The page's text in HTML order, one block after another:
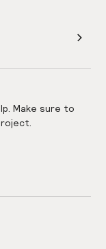
Make sure to